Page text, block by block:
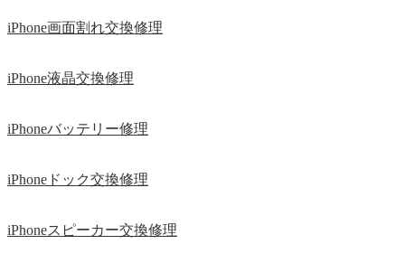
iPhone画面割れ交換修理
iPhone液晶交換修理
iPhoneバッテリー修理
iPhoneドック交換修理
iPhoneスピーカー交換修理